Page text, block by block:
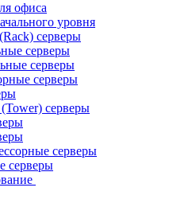
офиса
уровня
серверы
серверы
серверы
серверы
серверы
серверы
серверы